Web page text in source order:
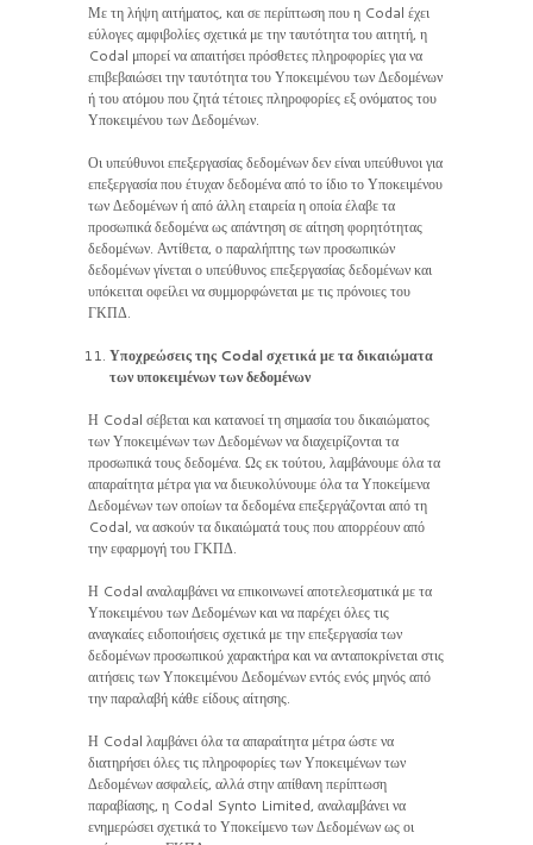
Με τη λήψη αιτήματος, και σε περίπτωση που η Codal έχει
εύλογες αμφιβολίες σχετικά με την ταυτότητα του αιτητή, η
Codal μπορεί να απαιτήσει πρόσθετες πληροφορίες για να
επιβεβαιώσει την ταυτότητα του Υποκειμένου των Δεδομένων
ή του ατόμου που ζητά τέτοιες πληροφορίες εξ ονόματος του
Υποκειμένου των Δεδομένων.
Οι υπεύθυνοι επεξεργασίας δεδομένων δεν είναι υπεύθυνοι για
επεξεργασία που έτυχαν δεδομένα από το ίδιο το Υποκειμένου
των Δεδομένων ή από άλλη εταιρεία η οποία έλαβε τα
προσωπικά δεδομένα ως απάντηση σε αίτηση φορητότητας
δεδομένων. Αντίθετα, ο παραλήπτης των προσωπικών
δεδομένων γίνεται ο υπεύθυνος επεξεργασίας δεδομένων και
υπόκειται οφείλει να συμμορφώνεται με τις πρόνοιες του
ΓΚΠΔ.
Υποχρεώσεις της Codal σχετικά με τα δικαιώματα
των υποκειμένων των δεδομένων
Η Codal σέβεται και κατανοεί τη σημασία του δικαιώματος
των Υποκειμένων των Δεδομένων να διαχειρίζονται τα
προσωπικά τους δεδομένα. Ως εκ τούτου, λαμβάνουμε όλα τα
απαραίτητα μέτρα για να διευκολύνουμε όλα τα Υποκείμενα
Δεδομένων των οποίων τα δεδομένα επεξεργάζονται από τη
Codal, να ασκούν τα δικαιώματά τους που απορρέουν από
την εφαρμογή του ΓΚΠΔ.
Η Codal αναλαμβάνει να επικοινωνεί αποτελεσματικά με τα
Υποκειμένου των Δεδομένων και να παρέχει όλες τις
αναγκαίες ειδοποιήσεις σχετικά με την επεξεργασία των
δεδομένων προσωπικού χαρακτήρα και να ανταποκρίνεται στις
αιτήσεις των Υποκειμένου Δεδομένων εντός ενός μηνός από
την παραλαβή κάθε είδους αίτησης.
Η Codal λαμβάνει όλα τα απαραίτητα μέτρα ώστε να
διατηρήσει όλες τις πληροφορίες των Υποκειμένων των
Δεδομένων ασφαλείς, αλλά στην απίθανη περίπτωση
παραβίασης, η Codal Synto Limited, αναλαμβάνει να
ενημερώσει σχετικά το Υποκείμενο των Δεδομένων ως οι